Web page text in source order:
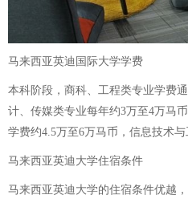
马来西亚英迪国际大学学费
本科阶段，商科、工程类专业学费
计、传媒类专业每年约3万至4万马
学费约4.5万至6万马币，信息技术与
马来西亚英迪大学住宿条件
马来西亚英迪大学的住宿条件优越